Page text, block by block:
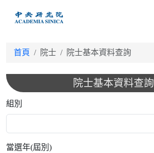
首頁 院士 院士基本資料查詢
院士基本資料查詢
組別
當選年(屆別)